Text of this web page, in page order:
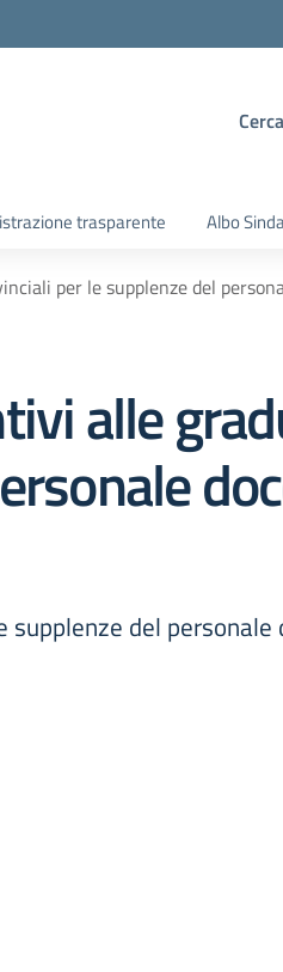
Cerca
trasparente Albo
per le supplenze del
alle
del personale